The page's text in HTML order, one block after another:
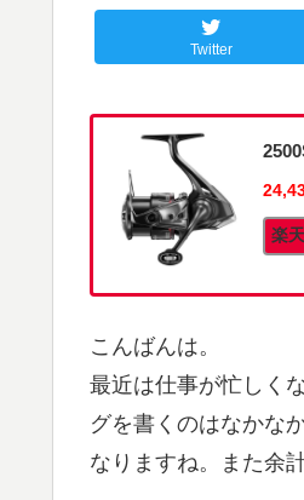
Twitter
楽天
こんばんは。
最近は仕事が忙しく
グを書くのはなかな
なりますね。また余